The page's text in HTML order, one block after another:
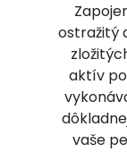
ostražitý
aktív
vaše